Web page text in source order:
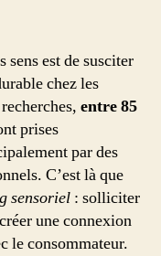
est de susciter
chez les
entre 85
prises
par des
C’est là que
sensoriel : solliciter
une connexion
le consommateur.